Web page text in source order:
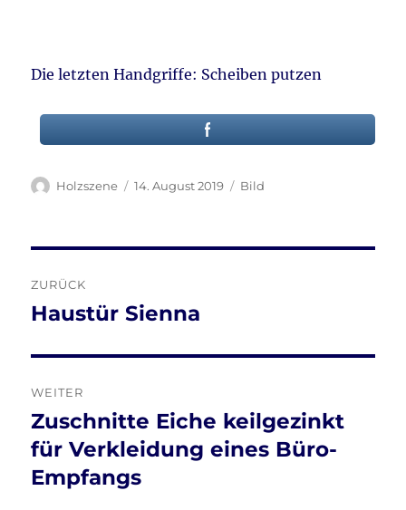
Die letzten Handgriffe: Scheiben putzen
Autor
Holzszene
Veröffentlicht
14. August 2019 Format
Bild
ZURÜCK
Vorheriger
Haustür Sienna
WEITER
Nächster
Beitrag:
Zuschnitte Eiche keilgezinkt
für Verkleidung eines Büro-
Empfangs